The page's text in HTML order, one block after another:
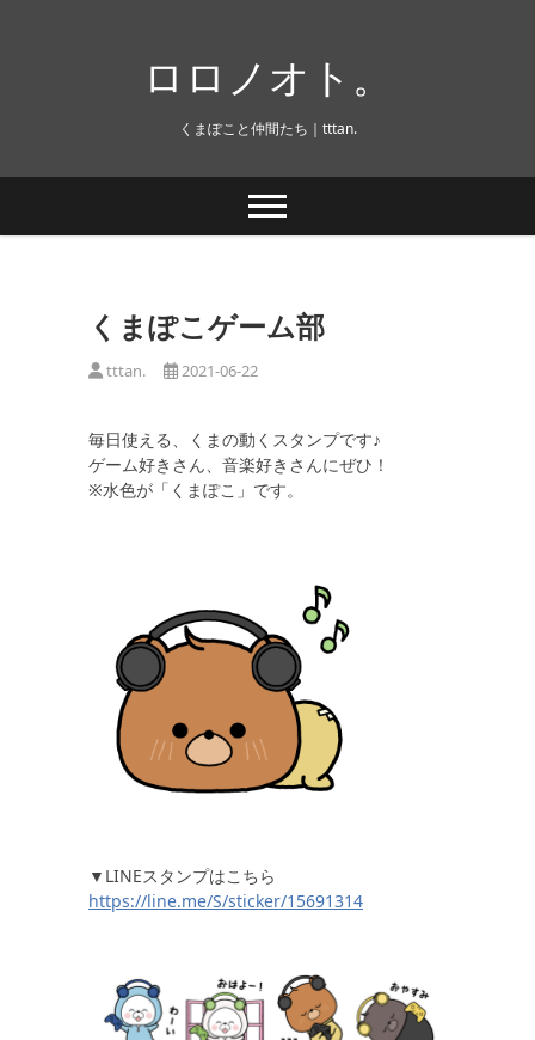
ロロノオト。
くまぽこと仲間たち｜tttan.
くまぽこゲーム部
tttan. 2021-06-22
毎日使える、くまの動くスタンプです♪
ゲーム好きさん、音楽好きさんにぜひ！
※水色が「くまぽこ」です。
▼LINEスタンプはこちら
https://line.me/S/sticker/15691314